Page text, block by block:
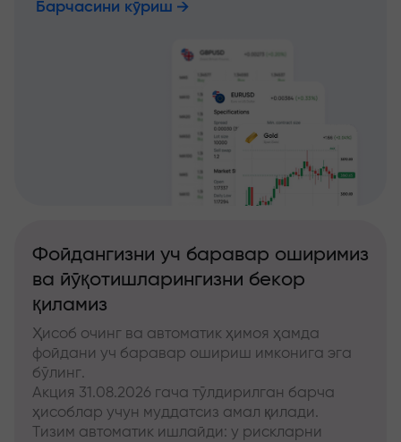
Барчасини кўриш
Фойдангизни уч баравар оширимиз
ва йўқотишларингизни бекор
қиламиз
Ҳисоб очинг ва автоматик ҳимоя ҳамда
фойдани уч баравар ошириш имконига эга
бўлинг.
Акция 31.08.2026 гача тўлдирилган барча
ҳисоблар учун муддатсиз амал қилади.
Тизим автоматик ишлайди: у рискларни